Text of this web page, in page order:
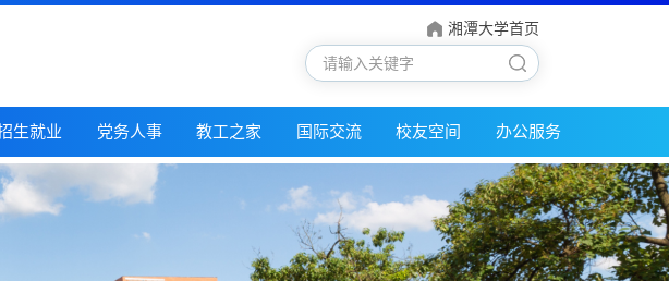
湘潭大学首页
生就业 党务人事 教工之家 国际交流 校友空间 办公服务